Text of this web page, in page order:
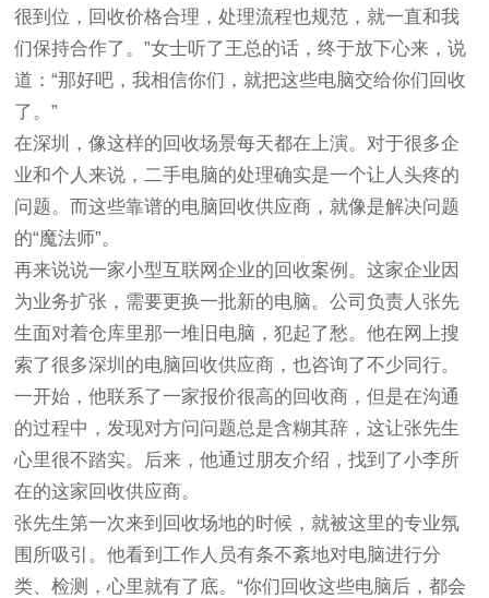
很到位，回收价格合理，处理流程也规范，就一直和我
们保持合作了。”女士听了王总的话，终于放下心来，说
道：“那好吧，我相信你们，就把这些电脑交给你们回收
了。”
在深圳，像这样的回收场景每天都在上演。对于很多企
业和个人来说，二手电脑的处理确实是一个让人头疼的
问题。而这些靠谱的电脑回收供应商，就像是解决问题
的“魔法师”。
再来说说一家小型互联网企业的回收案例。这家企业因
为业务扩张，需要更换一批新的电脑。公司负责人张先
生面对着仓库里那一堆旧电脑，犯起了愁。他在网上搜
索了很多深圳的电脑回收供应商，也咨询了不少同行。
一开始，他联系了一家报价很高的回收商，但是在沟通
的过程中，发现对方问问题总是含糊其辞，这让张先生
心里很不踏实。后来，他通过朋友介绍，找到了小李所
在的这家回收供应商。
张先生第一次来到回收场地的时候，就被这里的专业氛
围所吸引。他看到工作人员有条不紊地对电脑进行分
类、检测，心里就有了底。“你们回收这些电脑后，都会